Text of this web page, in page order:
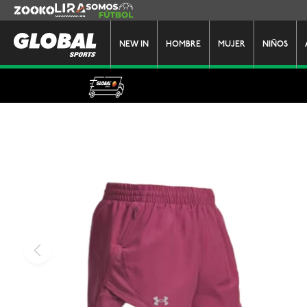
NEW IN HOMBRE MUJER NIÑOS
Zooko Lira Somos Futbol